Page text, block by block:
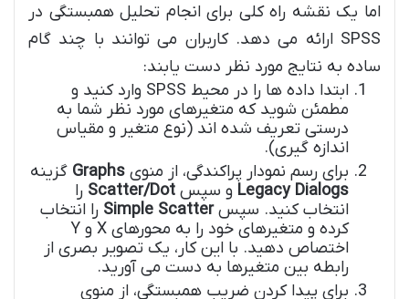
اما یک نقشه راه کلی برای انجام تحلیل همبستگی در
SPSS ارائه می دهد. کاربران می توانند با چند گام
ساده به نتایج مورد نظر دست یابند:
ابتدا داده ها را در محیط SPSS وارد کنید و
مطمئن شوید که متغیرهای مورد نظر شما به
درستی تعریف شده اند (نوع متغیر و مقیاس
اندازه گیری).
برای رسم نمودار پراکندگی، از منوی Graphs گزینه
Legacy Dialogs و سپس Scatter/Dot را
انتخاب کنید. سپسSimple Scatter را انتخاب
کرده و متغیرهای خود را به محورهای X و Y
اختصاص دهید. با این کار، یک تصویر بصری از
رابطه بین متغیرها به دست می آورید.
برای پیدا کردن ضریب همبستگی، از منوی